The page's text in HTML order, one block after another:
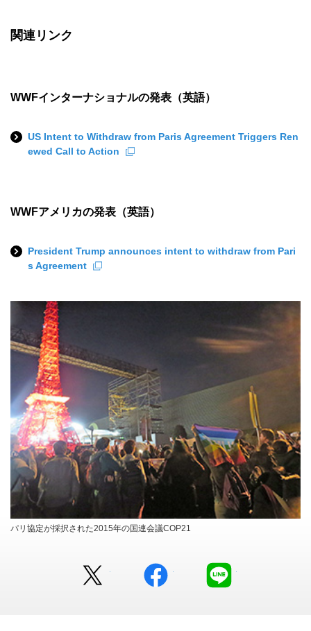
関連リンク
WWFインターナショナルの発表（英語）
US Intent to Withdraw from Paris Agreement Triggers Ren
ewed Call to Action
WWFアメリカの発表（英語）
President Trump announces intent to withdraw from Pari
s Agreement
パリ協定が採択された2015年の国連会議COP21
facebook